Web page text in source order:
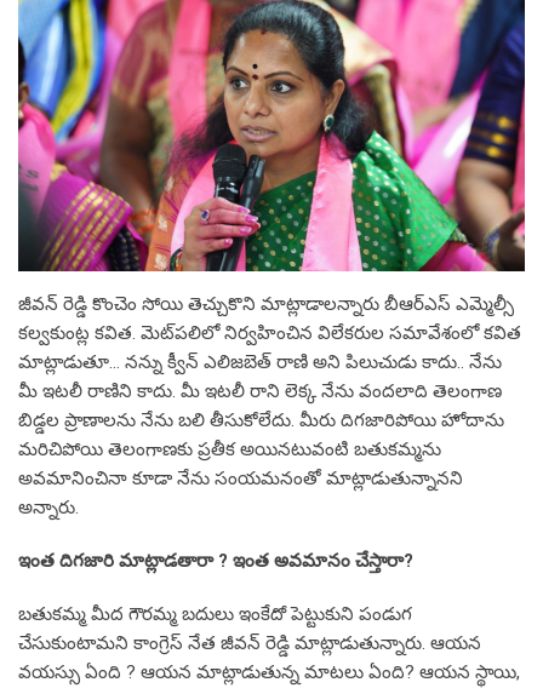
జీవన్ రెడ్డి కొంచెం సోయి తెచ్చుకొని మాట్లాడాలన్నారు బీఆర్ఎస్ ఎమ్మెల్సీ
కల్వకుంట్ల కవిత. మెట్‌పలిలో నిర్వహించిన విలేకరుల సమావేశంలో కవిత
మాట్లాడుతూ… నన్ను క్వీన్ ఎలిజబెత్ రాణి అని పిలుచుడు కాదు.. నేను
మీ ఇటలీ రాణిని కాదు. మీ ఇటలీ రాని లెక్క నేను వందలాది తెలంగాణ
బిడ్డల ప్రాణాలను నేను బలి తీసుకోలేదు. మీరు దిగజారిపోయి హోదాను
మరిచిపోయి తెలంగాణకు ప్రతీక అయినటువంటి బతుకమ్మను
అవమానించినా కూడా నేను సంయమనంతో మాట్లాడుతున్నానని
అన్నారు.
ఇంత దిగజారి మాట్లాడతారా ? ఇంత అవమానం చేస్తారా?
బతుకమ్మ మీద గౌరమ్మ బదులు ఇంకేదో పెట్టుకుని పండుగ
చేసుకుంటామని కాంగ్రెస్ నేత జీవన్ రెడ్డి మాట్లాడుతున్నారు. ఆయన
వయస్సు ఏంది ? ఆయన మాట్లాడుతున్న మాటలు ఏంది? ఆయన స్థాయి,